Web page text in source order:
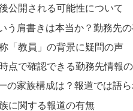
公開される可能性について
う肩書きは本当か？勤務先
「教員」の背景に疑問の声
点で確認できる勤務先情報
の家族構成は？報道では語
に関する報道の有無